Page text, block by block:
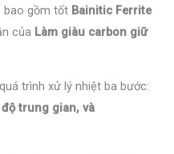
bao gồm tốt Bainitic Ferrite
của Làm giàu carbon giữ
trình xử lý nhiệt ba bước:
trung gian, và